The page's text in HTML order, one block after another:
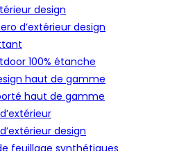
design
d’extérieur design
100% étanche
haut de gamme
haut de gamme
design
feuillage synthétiques